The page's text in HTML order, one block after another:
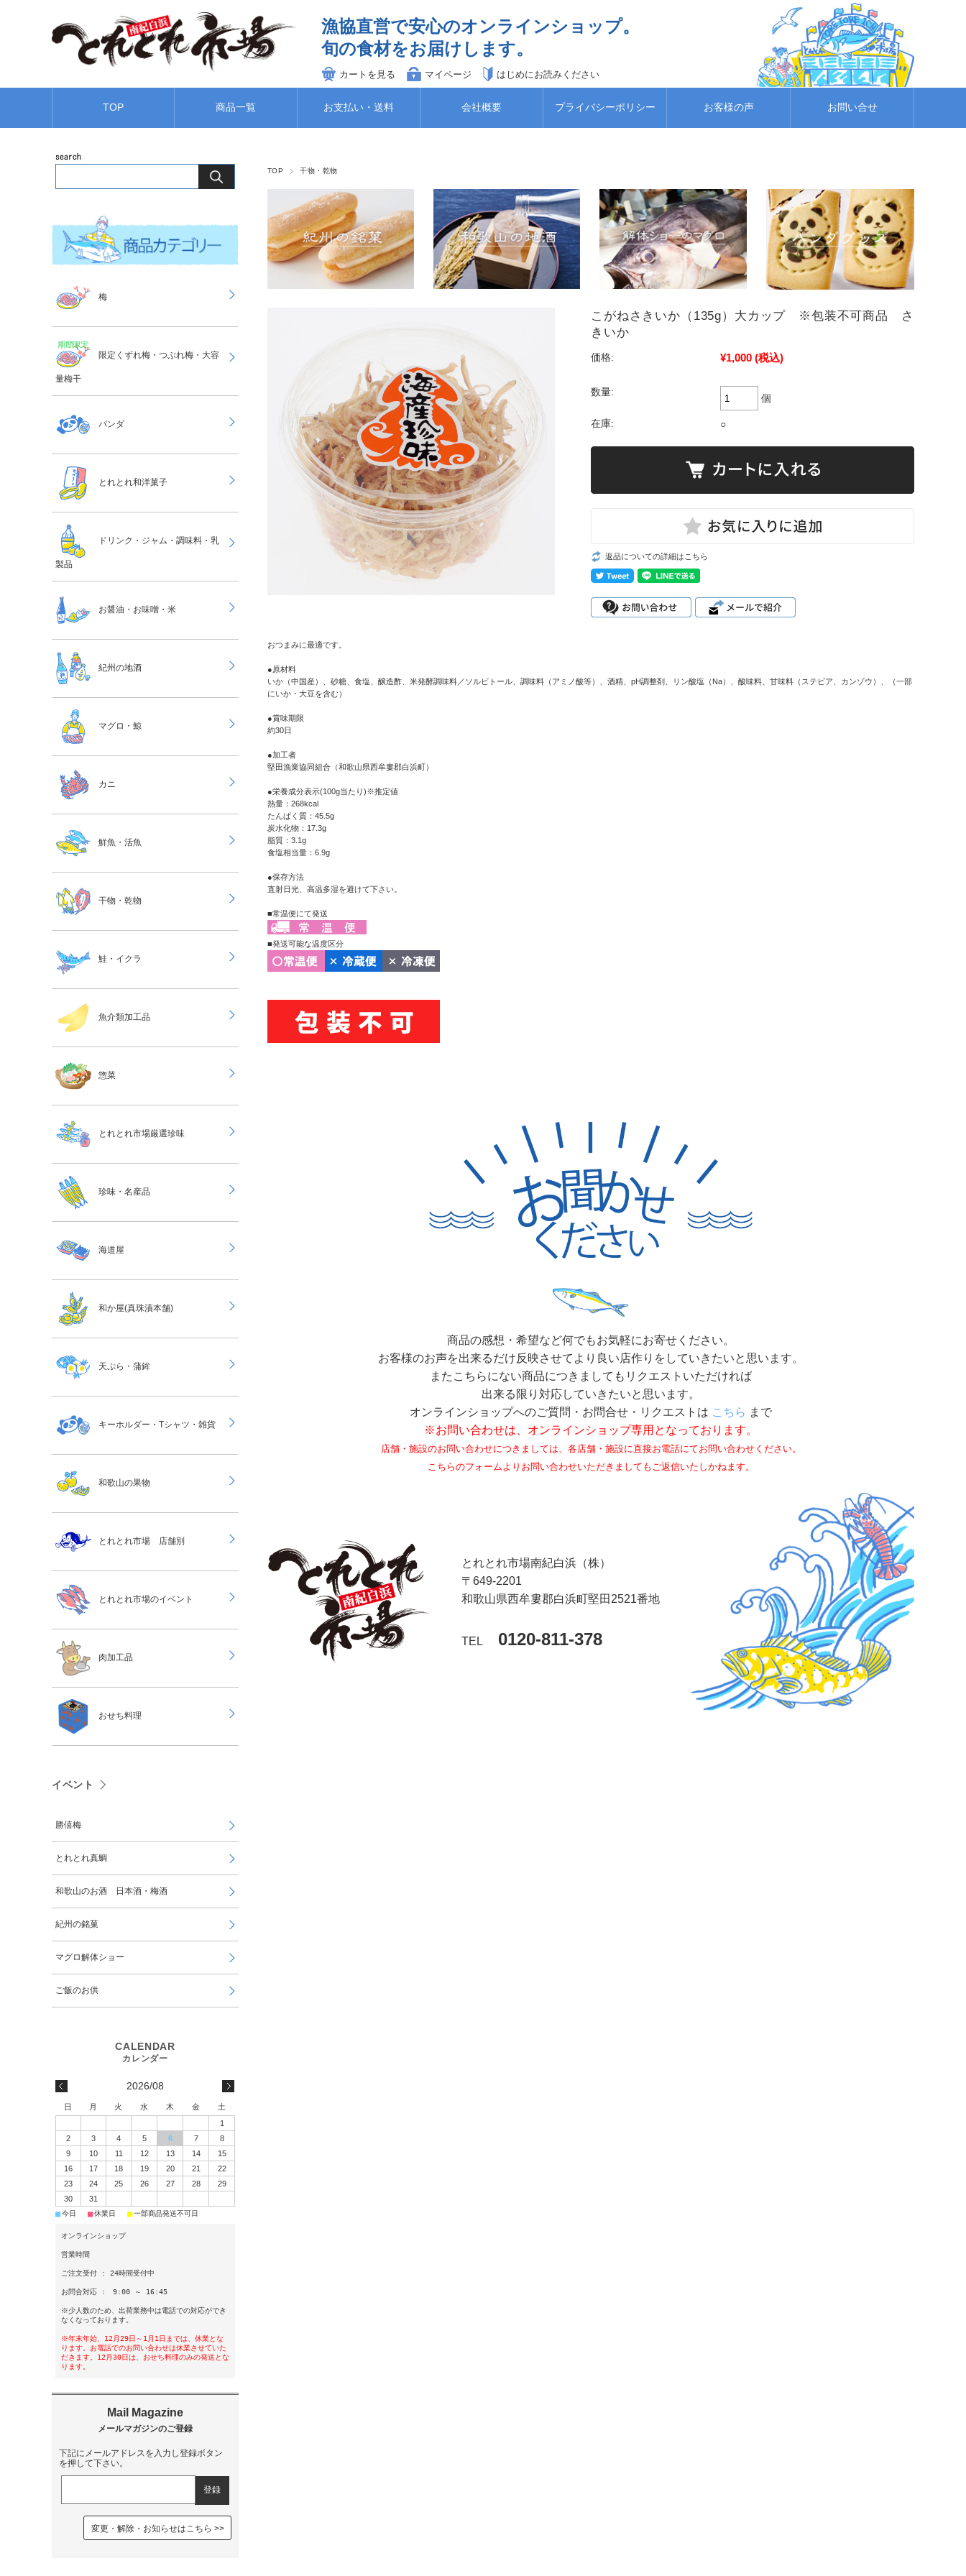
漁協直営で安心のオンラインショップ。
旬の食材をお届けします。
カートを見る マイページ はじめにお読みください
TOP 商品一覧 お支払い・送料 会社概要 プライバシーポリシー お客様の声 お問い合せ
TOP 干物・乾物
こがねさきいか（135g）大カップ ※包装不可商品 さ
きいか
価格: ¥1,000 (税込)
数量:
個
在庫: ○
返品についての詳細はこちら
おつまみに最適です。
●原材料
いか（中国産）、砂糖、食塩、醸造酢、米発酵調味料／ソルビトール、調味料（アミノ酸等）、酒精、pH調整剤、リン酸塩（Na）、酸味料、甘味料（ステビア、カンゾウ）、（一部
にいか・大豆を含む）
●賞味期限
約30日
●加工者
堅田漁業協同組合（和歌山県西牟婁郡白浜町）
●栄養成分表示(100g当たり)※推定値
熱量：268kcal
たんぱく質：45.5g
炭水化物：17.3g
脂質：3.1g
食塩相当量：6.9g
●保存方法
直射日光、高温多湿を避けて下さい。
■常温便にて発送
■発送可能な温度区分
商品の感想・希望など何でもお気軽にお寄せください。
お客様のお声を出来るだけ反映させてより良い店作りをしていきたいと思います。
またこちらにない商品につきましてもリクエストいただければ
出来る限り対応していきたいと思います。
オンラインショップへのご質問・お問合せ・リクエストは こちら まで
※お問い合わせは、オンラインショップ専用となっております。
店舗・施設のお問い合わせにつきましては、各店舗・施設に直接お電話にてお問い合わせください。
こちらのフォームよりお問い合わせいただきましてもご返信いたしかねます。
とれとれ市場南紀白浜（株）
〒649-2201
和歌山県西牟婁郡白浜町堅田2521番地
TEL 0120-811-378
梅
限定くずれ梅・つぶれ梅・大容
量梅干
パンダ
とれとれ和洋菓子
ドリンク・ジャム・調味料・乳
製品
お醤油・お味噌・米
紀州の地酒
マグロ・鯨
カニ
鮮魚・活魚
干物・乾物
鮭・イクラ
魚介類加工品
惣菜
とれとれ市場厳選珍味
珍味・名産品
海道屋
和か屋(真珠漬本舗)
天ぷら・蒲鉾
キーホルダー・Tシャツ・雑貨
和歌山の果物
とれとれ市場 店舗別
とれとれ市場のイベント
肉加工品
おせち料理
イベント
勝僖梅
とれとれ真鯛
和歌山のお酒 日本酒・梅酒
紀州の銘菓
マグロ解体ショー
ご飯のお供
2026/08
日 月 火 水 木 金
土
1
2
3 4 5 6 7
8
9
10 11 12 13 14
15
16
17 18 19 20 21
22
23
24 25 26 27 28
29
30
31
■今日 ■休業日 ■一部商品発送不可日
オンラインショップ
営業時間
ご注文受付 : 24時間受付中
お問合対応 : 9:00 ～ 16:45
※少人数のため、出荷業務中は電話での対応ができ
なくなっております。
※年末年始、12月29日～1月1日までは、休業とな
ります。お電話でのお問い合わせは休業させていた
だきます。12月30日は、おせち料理のみの発送とな
ります。
下記にメールアドレスを入力し登録ボタン
を押して下さい。
変更・解除・お知らせはこちら